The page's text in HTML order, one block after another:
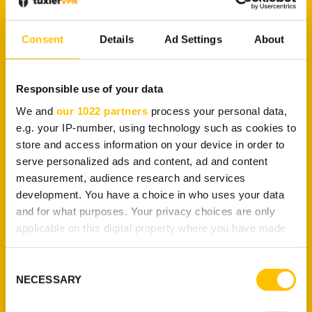
Consent Details Ad Settings About
Responsible use of your data
We and our 1022 partners process your personal data,
e.g. your IP-number, using technology such as cookies to
store and access information on your device in order to
serve personalized ads and content, ad and content
measurement, audience research and services
development. You have a choice in who uses your data
and for what purposes. Your privacy choices are only
applicable on this digital property where you have made
the Privacy trigger icon.
Selection
NECESSARY
raisons de sécurité ou un pays peut avoir des
qui peuvent apparaître, un VPN les surmonte et vous
permet de débloquer les sites Web que vous souhaitez
Cachez votre IP et votre
emplacement
Des proxys régulièrement rafraîchis et des millions
d’emplacements à choisir vous permettent d’être
anonyme et d’accéder à tous les sites que vous
souhaitez.